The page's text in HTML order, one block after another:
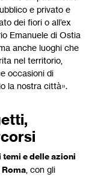
e privato e
dei fiori o all’ex
Emanuele di Ostia
anche luoghi che
nel territorio,
occasioni di
la nostra città».
temi e delle azioni
, con gli